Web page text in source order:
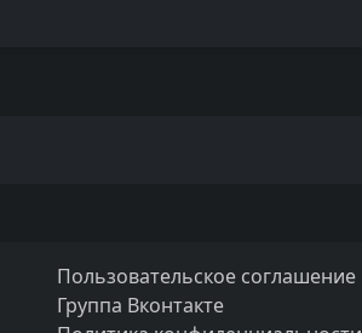
Пользовательское соглашение
Группа Вконтакте